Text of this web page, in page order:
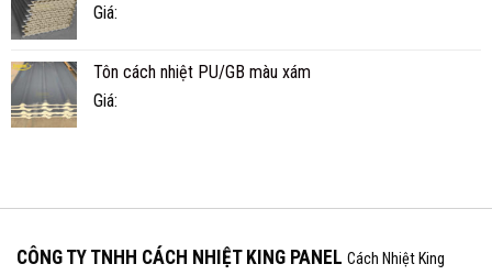
Giá:
Tôn cách nhiệt PU/GB màu xám
Giá:
CÔNG TY TNHH CÁCH NHIỆT KING PANEL Cách Nhiệt King